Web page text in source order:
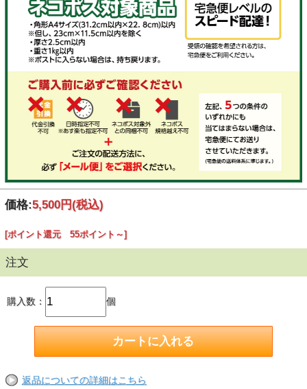
価格:5,500円(税込)
[ポイント還元 55ポイント～]
注文
購入数： 個
返品についての詳細はこちら